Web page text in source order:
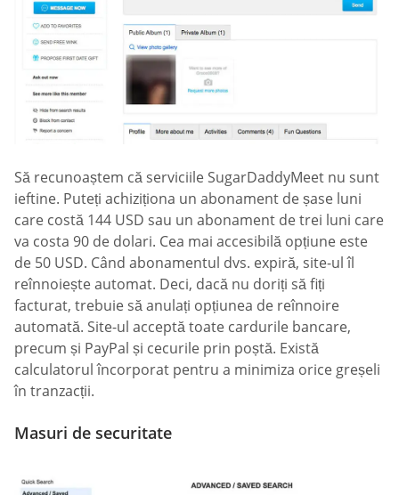
Să recunoaștem că serviciile SugarDaddyMeet nu sunt
ieftine. Puteți achiziționa un abonament de șase luni
care costă 144 USD sau un abonament de trei luni care
va costa 90 de dolari. Cea mai accesibilă opțiune este
de 50 USD. Când abonamentul dvs. expiră, site-ul îl
reînnoiește automat. Deci, dacă nu doriți să fiți
facturat, trebuie să anulați opțiunea de reînnoire
automată. Site-ul acceptă toate cardurile bancare,
precum și PayPal și cecurile prin poștă. Există
calculatorul încorporat pentru a minimiza orice greșeli
în tranzacții.
Masuri de securitate